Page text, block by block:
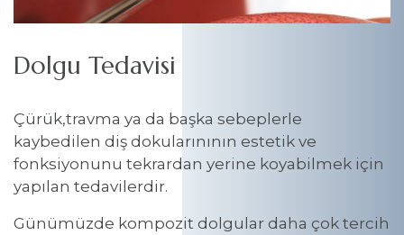
Dolgu Tedavisi
Çürük,travma ya da başka sebeplerle
kaybedilen diş dokularınının estetik ve
fonksiyonunu tekrardan yerine koyabilmek için
yapılan tedavilerdir.
Günümüzde kompozit dolgular daha çok tercih